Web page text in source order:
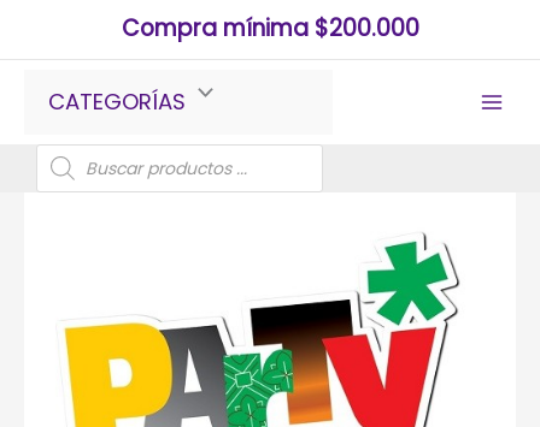
contenido
Compra mínima $200.000
CATEGORÍAS
Búsqueda
de
productos